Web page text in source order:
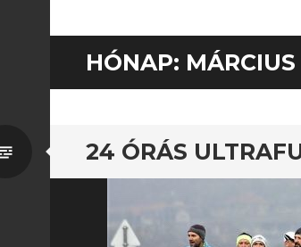
HÓNAP:
24 ÓRÁS
Általános